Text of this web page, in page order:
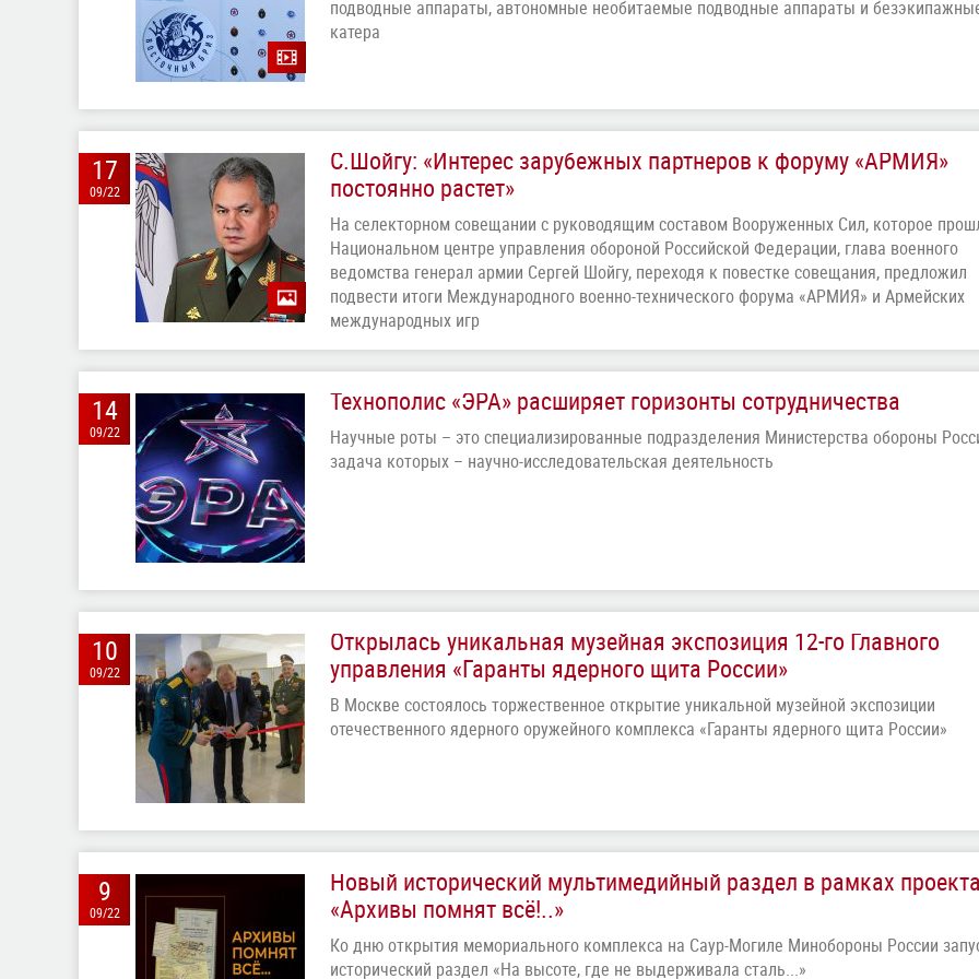
подводные аппараты, автономные необитаемые подводные аппараты и
катера
17
09/22
С.Шойгу: «Интерес зарубежных партнеров к форуму «АРМИЯ»
постоянно растет»
На селекторном совещании с руководящим составом Вооруженных Сил, которое
Национальном центре управления обороной Российской Федерации, глава военного
ведомства генерал армии Сергей Шойгу, переходя к повестке совещания, предложил
подвести итоги Международного военно-технического форума «АРМИЯ» и Армейских
международных игр
14
09/22
Технополис «ЭРА» расширяет горизонты сотрудничества
Научные роты – это специализированные подразделения Министерства обороны
задача которых – научно-исследовательская деятельность
10
09/22
Открылась уникальная музейная экспозиция 12-го Главного
управления «Гаранты ядерного щита России»
В Москве состоялось торжественное открытие уникальной музейной экспозиции
отечественного ядерного оружейного комплекса «Гаранты ядерного щита России»
9
09/22
Новый исторический мультимедийный раздел в рамках проекта
«Архивы помнят всё!..»
Ко дню открытия мемориального комплекса на Саур-Могиле Минобороны России
исторический раздел «На высоте, где не выдерживала сталь...»